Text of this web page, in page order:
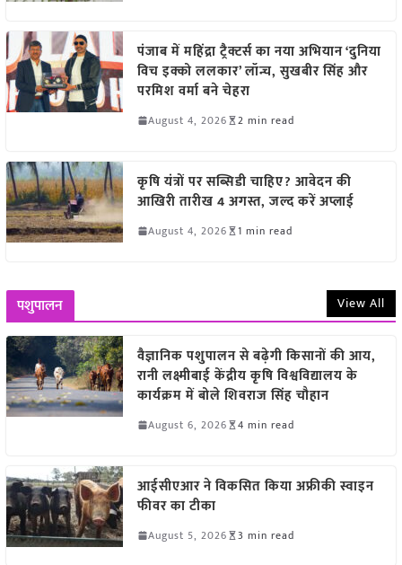
पंजाब में महिंद्रा ट्रैक्टर्स का नया अभियान ‘दुनिया
विच इक्को ललकार’ लॉन्च, सुखबीर सिंह और
परमिश वर्मा बने चेहरा
August 4, 2026 2 min read
कृषि यंत्रों पर सब्सिडी चाहिए? आवेदन की
आखिरी तारीख 4 अगस्त, जल्द करें अप्लाई
August 4, 2026 1 min read
पशुपालन View All
वैज्ञानिक पशुपालन से बढ़ेगी किसानों की आय,
रानी लक्ष्मीबाई केंद्रीय कृषि विश्वविद्यालय के
कार्यक्रम में बोले शिवराज सिंह चौहान
August 6, 2026 4 min read
आईसीएआर ने विकसित किया अफ्रीकी स्वाइन
फीवर का टीका
August 5, 2026 3 min read